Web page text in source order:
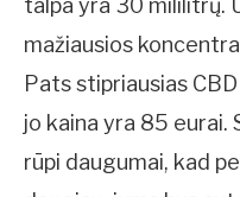
talpa yra 30 mililitrų.
mažiausios
Pats stipriausias
jo kaina yra 85 eurai.
rūpi daugumai, kad